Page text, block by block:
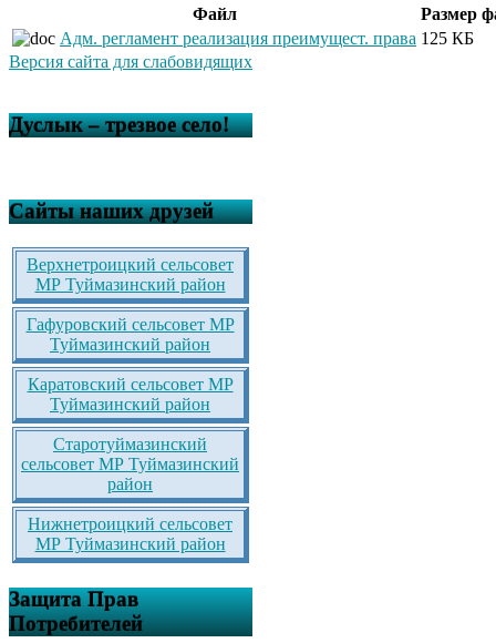
Файл
Размер
Адм. регламент реализация преимущест. права 125 КБ
Версия сайта для слабовидящих
Дуслык – трезвое село!
Сайты наших друзей
Верхнетроицкий сельсовет
МР Туймазинский район
Гафуровский сельсовет МР
Туймазинский район
Каратовский сельсовет МР
Туймазинский район
Старотуймазинский
сельсовет МР Туймазинский
район
Нижнетроицкий сельсовет
МР Туймазинский район
Защита Прав
Потребителей